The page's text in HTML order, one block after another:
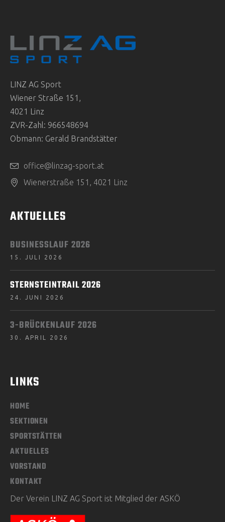
LINZ AG Sport
Wiener Straße 151,
4021 Linz
ZVR-Zahl: 966548694
Obmann: Gerald Brandstätter
office@linzag-sport.at
Wienerstraße 151, 4021 Linz
AKTUELLES
BUSINESSLAUF 2026
15. JULI 2026
STERNSTEINTRAIL 2026
24. JUNI 2026
3-BRÜCKENLAUF 2026
30. APRIL 2026
LINKS
HOME
SEKTIONEN
SPORTSTÄTTEN
AKTUELLES
VORSTAND
KONTAKT
Der Verein LINZ AG Sport ist Mitglied der ASKÖ